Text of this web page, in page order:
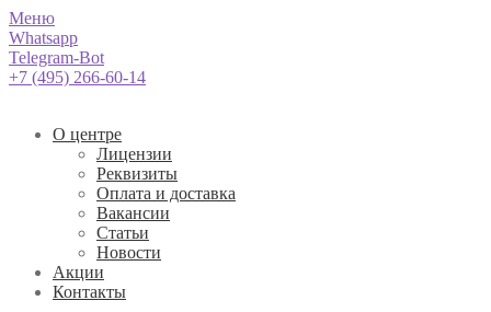
Меню
Whatsapp
Telegram-Bot
+7 (495) 266-60-14
О центре
Лицензии
Реквизиты
Оплата и доставка
Вакансии
Статьи
Новости
Акции
Контакты